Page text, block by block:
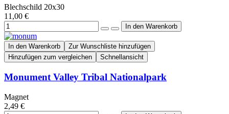
Blechschild 20x30
11,00 €
In den Warenkorb
Zur Wunschliste hinzufügen
Hinzufügen zum vergleichen
Schnellansicht
Monument Valley Tribal Nationalpark
Magnet
2,49 €